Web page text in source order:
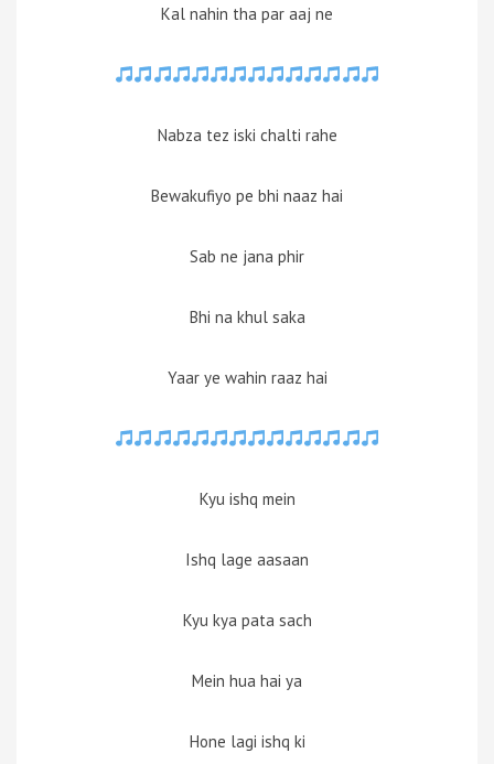
Kal nahin tha par aaj ne
Nabza tez iski chalti rahe
Bewakufiyo pe bhi naaz hai
Sab ne jana phir
Bhi na khul saka
Yaar ye wahin raaz hai
Kyu ishq mein
Ishq lage aasaan
Kyu kya pata sach
Mein hua hai ya
Hone lagi ishq ki